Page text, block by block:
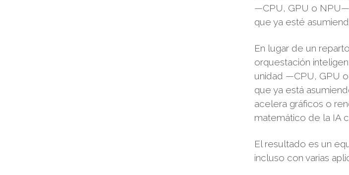
—CPU, GPU o NPU—
que ya esté
En lugar de un
orquestación
unidad —CPU, GPU
que ya está
acelera gráficos o
matemático de la IA
El resultado es un
incluso con varias